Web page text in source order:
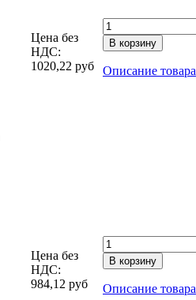
Цена без
НДС:
1020,22 руб Описание товара
Цена без
НДС:
984,12 руб Описание товара